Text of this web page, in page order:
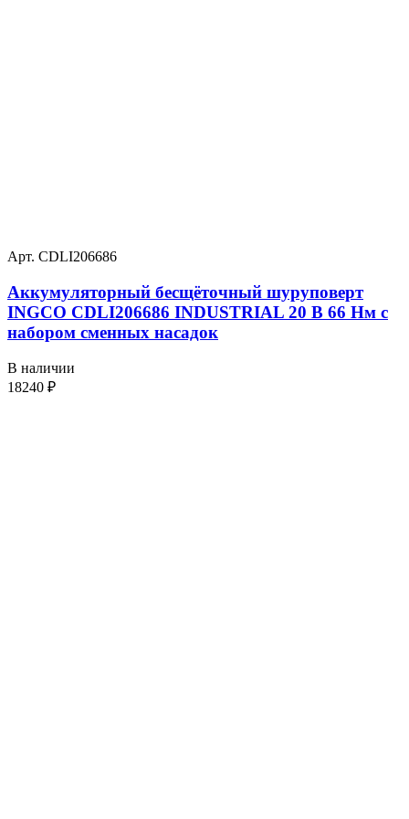
Арт. CDLI206686
Аккумуляторный бесщёточный шуруповерт
INGCO CDLI206686 INDUSTRIAL 20 В 66 Нм с
набором сменных насадок
В наличии
18240 ₽